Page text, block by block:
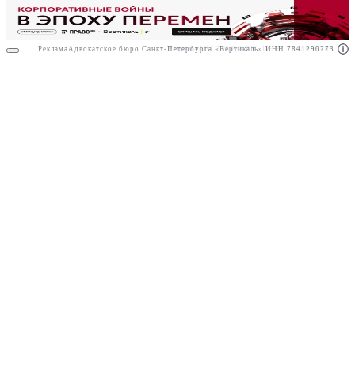
РекламаАО"ПРАВО.РУ" ИНН: 7708095468
Реклама Адвокатское бюро Санкт-Петербурга «Вертикаль» ИНН 7841290773